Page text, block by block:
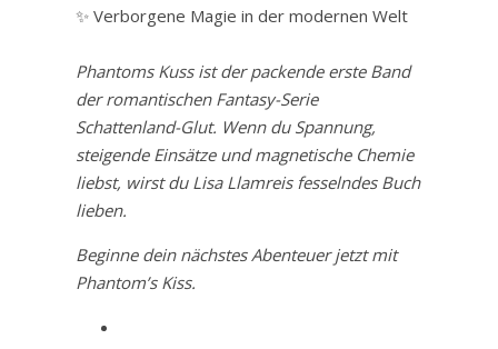
✨ Verborgene Magie in der modernen Welt
Phantoms Kuss ist der packende erste Band
der romantischen Fantasy-Serie
Schattenland-Glut. Wenn du Spannung,
steigende Einsätze und magnetische Chemie
liebst, wirst du Lisa Llamreis fesselndes Buch
lieben.
Beginne dein nächstes Abenteuer jetzt mit
Phantom’s Kiss.